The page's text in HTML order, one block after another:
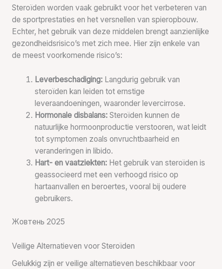
Steroïden worden vaak gebruikt voor het verbeteren van
de sportprestaties en het versnellen van spieropbouw.
Echter, het gebruik van deze middelen brengt aanzienlijke
gezondheidsrisico’s met zich mee. Hier zijn enkele van
de meest voorkomende risico’s:
Leverbeschadiging: Langdurig gebruik van
steroïden kan leiden tot ernstige
leveraandoeningen, waaronder levercirrose.
Hormonale disbalans: Steroïden kunnen de
natuurlijke hormoonproductie verstooren, wat leidt
tot symptomen zoals onvruchtbaarheid en
veranderingen in libido.
Hart- en vaatziekten: Het gebruik van steroïden is
geassocieerd met een verhoogd risico op
hartaanvallen en beroertes, vooral bij oudere
gebruikers.
Жовтень 2025
Veilige Alternatieven voor Steroïden
Gelukkig zijn er veilige alternatieven beschikbaar voor